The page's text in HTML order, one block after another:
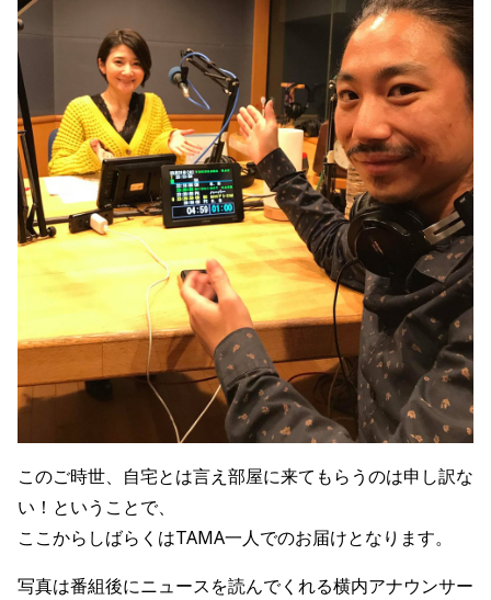
このご時世、自宅とは言え部屋に来てもらうのは申し訳な
い！ということで、
ここからしばらくはTAMA一人でのお届けとなります。
写真は番組後にニュースを読んでくれる横内アナウンサー